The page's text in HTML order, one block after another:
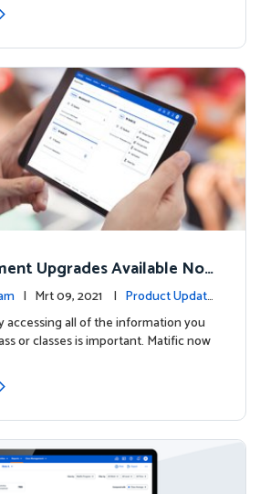
Upgrades Available Now
| Mrt 09, 2021 | Product Update
accessing all of the information you
or classes is important. Matific now